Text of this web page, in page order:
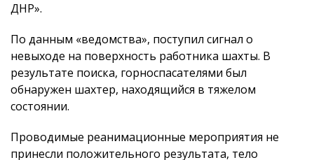
ДНР».
По данным «ведомства», поступил сигнал о
невыходе на поверхность работника шахты. В
результате поиска, горноспасателями был
обнаружен шахтер, находящийся в тяжелом
состоянии.
Проводимые реанимационные мероприятия не
принесли положительного результата, тело